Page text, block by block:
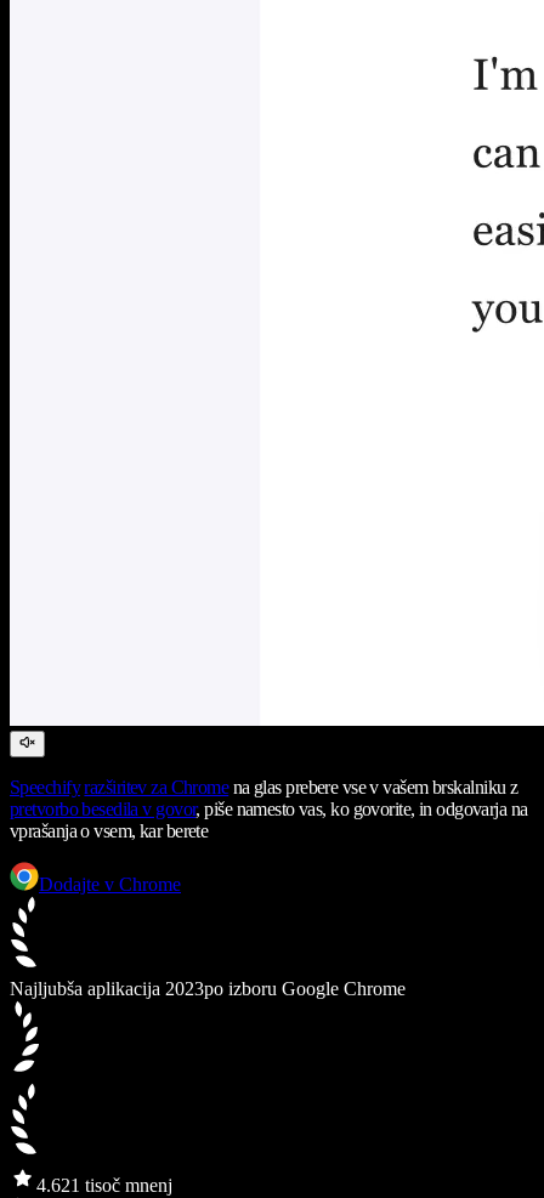
Speechify razširitev za Chromena glas prebere vse v vašem brskalniku z
pretvorbo besedila v govor, piše namesto vas, ko govorite, in odgovarja na
vprašanja o vsem, kar berete
Dodajte v Chrome
Najljubša aplikacija 2023po izboru Google Chrome
4.621 tisoč mnenj